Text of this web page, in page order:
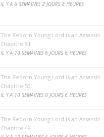
IL Y A 6 SEMAINES 2 JOURS 8 HEURES
The Reborn Young Lord is an Assassin -
Chapitre 51
IL Y A 10 SEMAINES 6 JOURS 6 HEURES
The Reborn Young Lord is an Assassin -
Chapitre 50
IL Y A 10 SEMAINES 6 JOURS 6 HEURES
The Reborn Young Lord is an Assassin -
Chapitre 49